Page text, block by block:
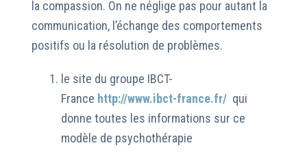
la compassion. On ne néglige pas pour autant la
communication, l’échange des comportements
positifs ou la résolution de problèmes.
le site du groupe IBCT-
France http://www.ibct-france.fr/qui
donne toutes les informations sur ce
modèle de psychothérapie